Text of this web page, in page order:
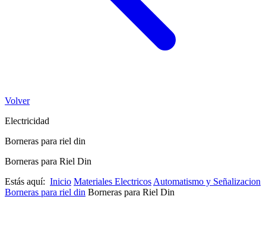
Volver
Electricidad
Borneras para riel din
Borneras para Riel Din
Estás aquí: Inicio Materiales Electricos Automatismo y Señalizacion
Borneras para riel din Borneras para Riel Din